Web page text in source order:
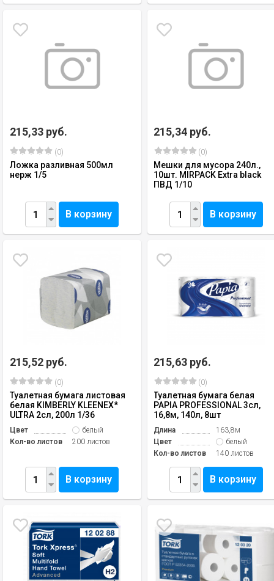
215,33 руб.
(0)
Ложка разливная 500мл
нерж 1/5
В корзину
215,34 руб.
(0)
Мешки для мусора 240л.,
10шт. MIRPACK Extra black
ПВД 1/10
В корзину
215,52 руб.
(0)
Туалетная бумага листовая
белая KIMBERLY KLEENEX*
ULTRA 2сл, 200л 1/36
Цвет
белый
Кол-во листов
200 листов
В корзину
215,63 руб.
(0)
Туалетная бумага белая
PAPIA PROFESSIONAL 3сл,
16,8м, 140л, 8шт
Длина
163,8м
Цвет
белый
Кол-во листов
140 листов
В корзину